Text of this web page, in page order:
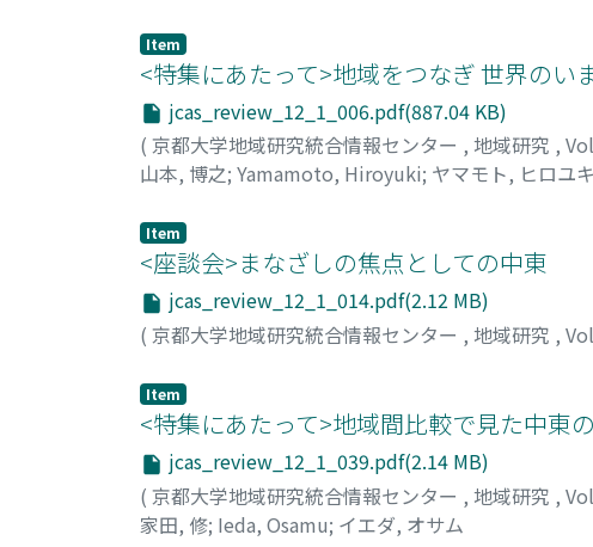
Item
<特集にあたって>地域をつなぎ 世界のい
jcas_review_12_1_006.pdf(887.04 KB)
( 京都大学地域研究統合情報センター , 地域研究 ,
山本, 博之; Yamamoto, Hiroyuki; ヤマモト, ヒロユキ
Item
<座談会>まなざしの焦点としての中東
jcas_review_12_1_014.pdf(2.12 MB)
( 京都大学地域研究統合情報センター , 地域研究 ,
Item
<特集にあたって>地域間比較で見た中東
jcas_review_12_1_039.pdf(2.14 MB)
( 京都大学地域研究統合情報センター , 地域研究 ,
家田, 修; Ieda, Osamu; イエダ, オサム